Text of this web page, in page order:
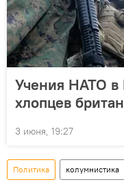
Учения НАТО в
хлопцев
3 июня, 19:27
Политика колумнистика